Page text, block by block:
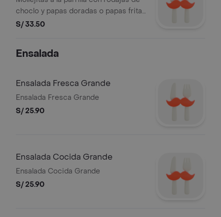
choclo y papas doradas o papas fritas
y ensalada.
S/ 33.50
Ensalada
Ensalada Fresca Grande
Ensalada Fresca Grande
S/ 25.90
Ensalada Cocida Grande
Ensalada Cocida Grande
S/ 25.90